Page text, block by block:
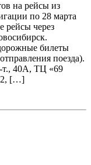
на рейсы из
по 28 марта
рейсы через
билеты
поезда).
т., 40А, ТЦ «69
2, […]